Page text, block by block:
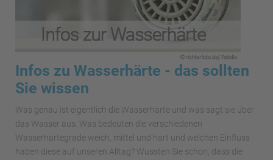
Infos zu Wasserhärte - das sollten
Sie wissen
Was genau ist eigentlich die Wasserhärte und was sagt sie über
das Wasser aus. Was bedeuten die verschiedenen
Wasserhärtegrade weich, mittel und hart und welchen Einfluss
haben diese auf unseren Alltag? Wussten Sie schon, dass die